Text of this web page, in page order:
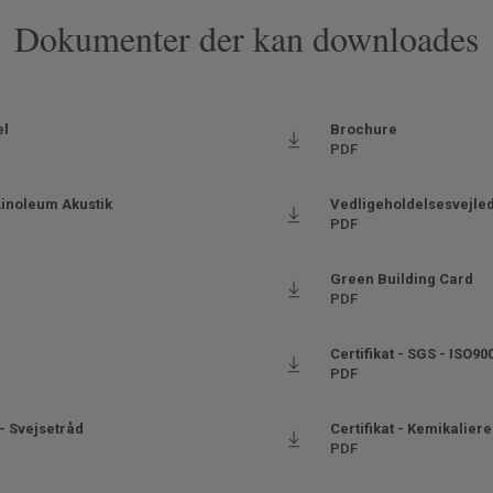
Dokumenter der kan downloades
Brochure
PDF
Akustik
PDF
Green Building Card
PDF
Certifikat - SGS -
PDF
Svejsetråd
Certifikat -
PDF